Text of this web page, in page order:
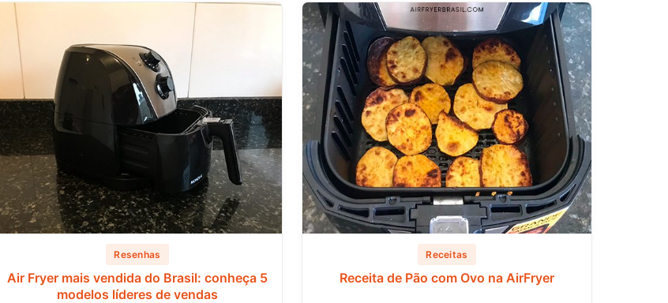
Resenhas
Air Fryer mais vendida do Brasil: conheça 5
modelos líderes de vendas
Receitas
Receita de Pão com Ovo na AirFryer